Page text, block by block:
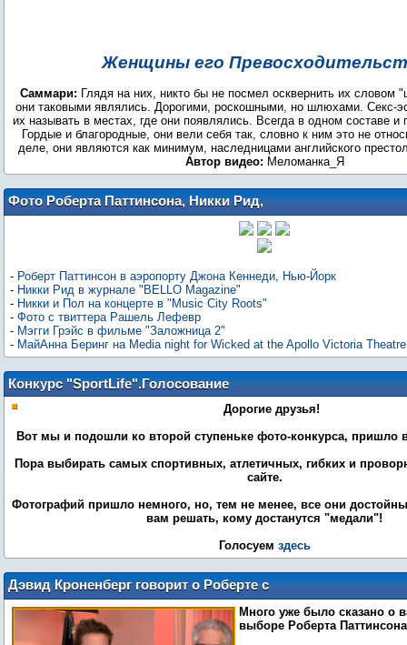
Женщины его
Саммари: Глядя на них, никто бы не посмел осквернить их словом
они таковыми являлись. Дорогими, роскошными, но шлюхами. Секс-
их называть в местах, где они появлялись. Всегда в одном составе
Гордые и благородные, они вели себя так, словно к ним это не
деле, они являются как минимум, наследницами английского
Автор видео:
Фото Роберта Паттинсона, Никки Рид,
Мэгги Грэйс, Рашель Лефевр
- Роберт Паттинсон в аэропорту Джона Кеннеди, Нью-Йорк
- Никки Рид в журнале "BELLO Magazine"
- Никки и Пол на концерте в "Music City Roots"
- Фото с твиттера Рашель Лефевр
- Мэгги Грэйс в фильме "Заложница 2"
- МайАнна Беринг на Media night for Wicked at the Apollo Victoria Theatre
Конкурс "SportLife".Голосование
Дорогие друзья!
Вот мы и подошли ко второй ступеньке фото-конкурса, пришло
Пора выбирать самых спортивных, атлетичных, гибких и
сайте.
Фотографий пришло немного, но, тем не менее, все они
вам решать, кому достанутся "медали"!
Голосуем здесь
Дэвид Кроненберг говорит о Роберте с
«First Post»
Много уже было сказано о
выборе Роберта